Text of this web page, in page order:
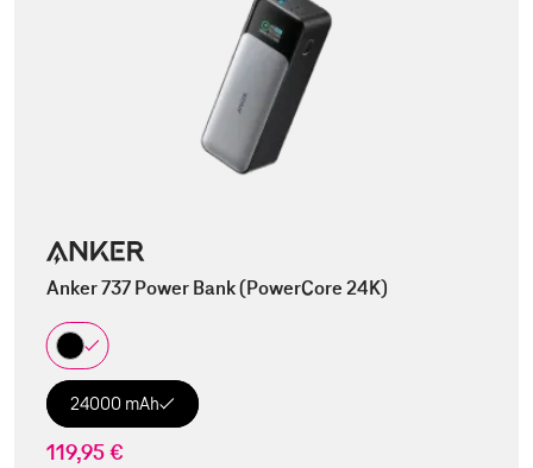
Anker 737 Power Bank (PowerCore 24K)
24000 mAh
119,95 €